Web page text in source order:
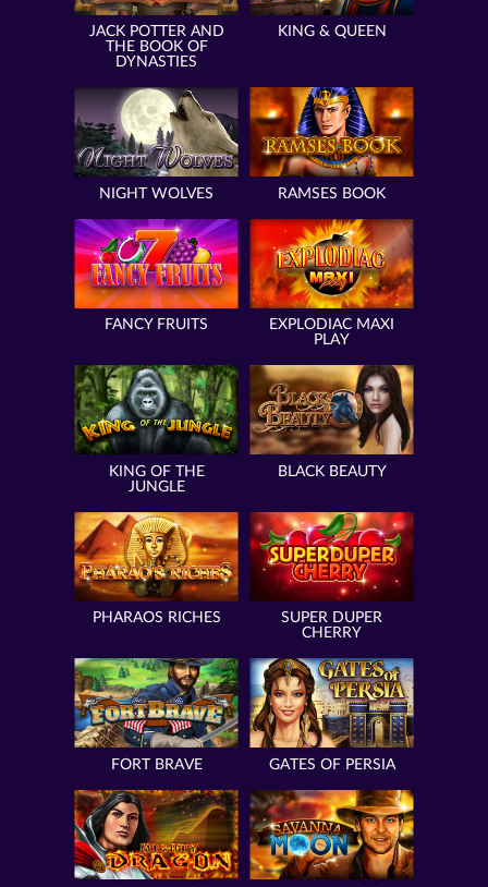
JACK POTTER AND
THE BOOK OF
DYNASTIES
KING & QUEEN
NIGHT WOLVES RAMSES BOOK
FANCY FRUITS
EXPLODIAC MAXI
PLAY
KING OF THE
JUNGLE
BLACK BEAUTY
PHARAOS RICHES
SUPER DUPER
CHERRY
FORT BRAVE GATES OF PERSIA